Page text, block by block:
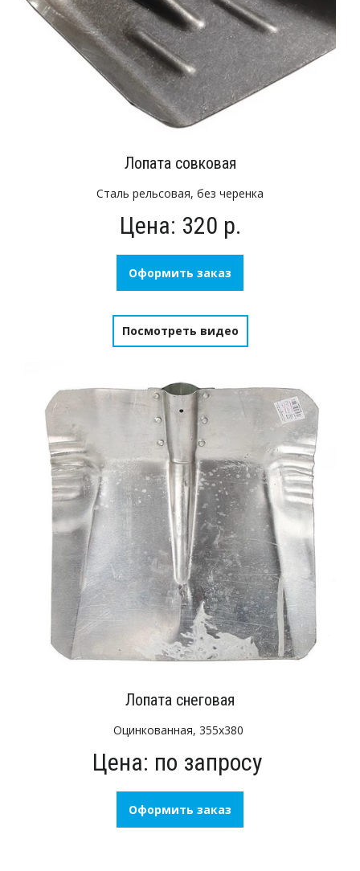
Лопата совковая
Сталь рельсовая, без черенка
Цена: 320 р.
Оформить заказ
Посмотреть видео
Лопата снеговая
Оцинкованная, 355х380
Цена: по запросу
Оформить заказ